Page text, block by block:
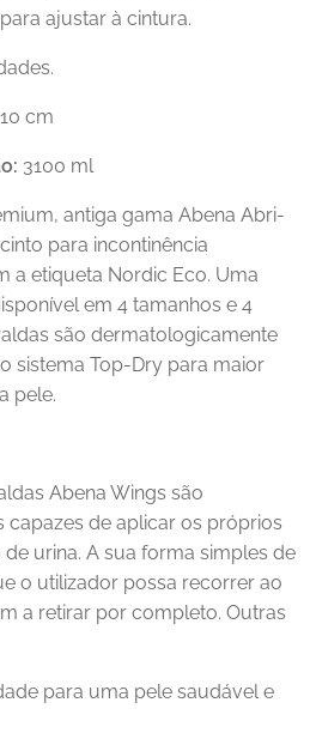
ajustar à cintura.
cm
3100 ml
antiga gama Abena Abri-
para incontinência
a etiqueta Nordic Eco. Uma
em 4 tamanhos e 4
são dermatologicamente
sistema Top-Dry para maior
pele.
Abena Wings são
capazes de aplicar os próprios
urina. A sua forma simples de
o utilizador possa recorrer ao
a retirar por completo. Outras
para uma pele saudável e